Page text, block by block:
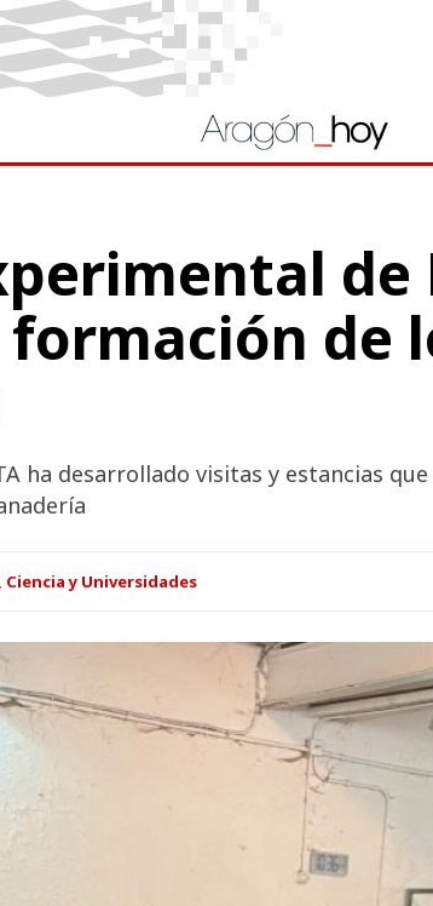
formación de
ha desarrollado visitas y estancias
Ciencia y Universidades